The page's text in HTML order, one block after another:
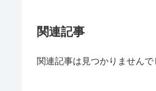
関連記事
関連記事は見つかりませんで